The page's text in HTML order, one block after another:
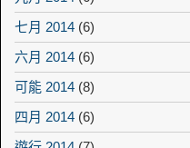
七月 2014 (6)
六月 2014 (6)
可能 2014 (8)
四月 2014 (6)